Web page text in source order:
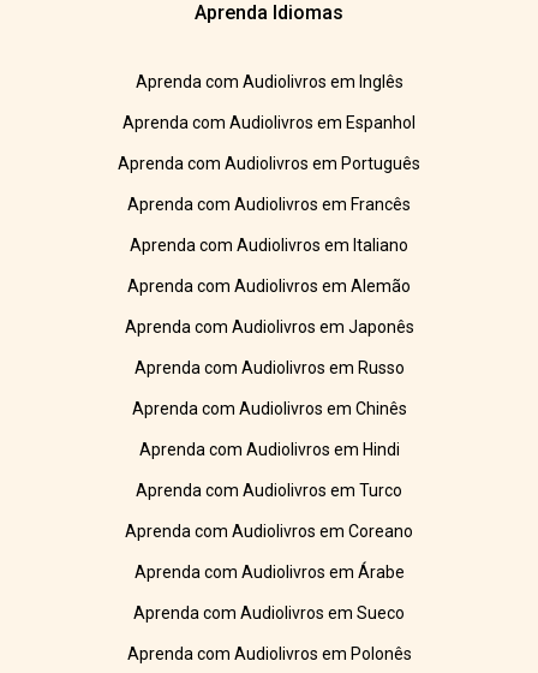
Aprenda Idiomas
Aprenda com Audiolivros em Inglês
Aprenda com Audiolivros em Espanhol
Aprenda com Audiolivros em Português
Aprenda com Audiolivros em Francês
Aprenda com Audiolivros em Italiano
Aprenda com Audiolivros em Alemão
Aprenda com Audiolivros em Japonês
Aprenda com Audiolivros em Russo
Aprenda com Audiolivros em Chinês
Aprenda com Audiolivros em Hindi
Aprenda com Audiolivros em Turco
Aprenda com Audiolivros em Coreano
Aprenda com Audiolivros em Árabe
Aprenda com Audiolivros em Sueco
Aprenda com Audiolivros em Polonês